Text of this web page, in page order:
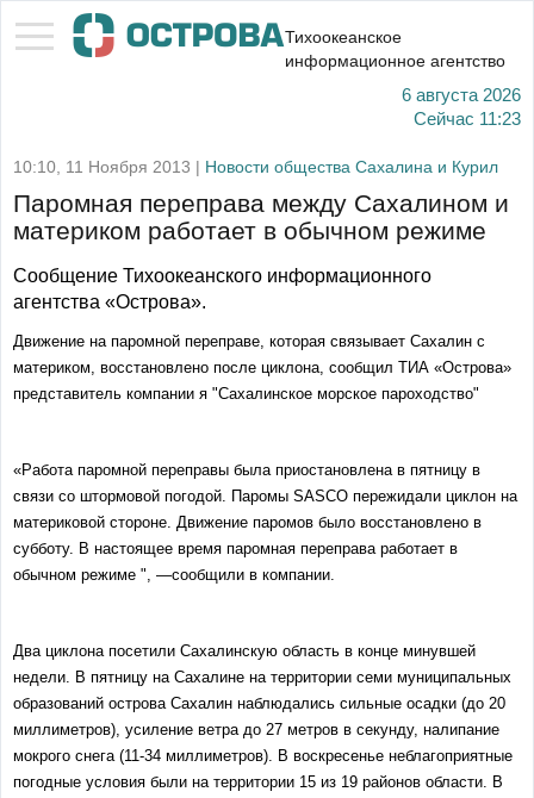
Тихоокеанское
информационное агентство
6 августа 2026
Сейчас 11:23
10:10, 11 Ноября 2013 | Новости общества Сахалина и Курил
Паромная переправа между Сахалином и
материком работает в обычном режиме
Сообщение Тихоокеанского информационного
агентства «Острова».
Движение на паромной переправе, которая связывает Сахалин с
материком, восстановлено после циклона, сообщил ТИА «Острова»
представитель компании я "Сахалинское морское пароходство"
«Работа паромной переправы была приостановлена в пятницу в
связи со штормовой погодой. Паромы SASCO пережидали циклон на
материковой стороне. Движение паромов было восстановлено в
субботу. В настоящее время паромная переправа работает в
обычном режиме ", —сообщили в компании.
Два циклона посетили Сахалинскую область в конце минувшей
недели. В пятницу на Сахалине на территории семи муниципальных
образований острова Сахалин наблюдались сильные осадки (до 20
миллиметров), усиление ветра до 27 метров в секунду, налипание
мокрого снега (11-34 миллиметров). В воскресенье неблагоприятные
погодные условия были на территории 15 из 19 районов области. В